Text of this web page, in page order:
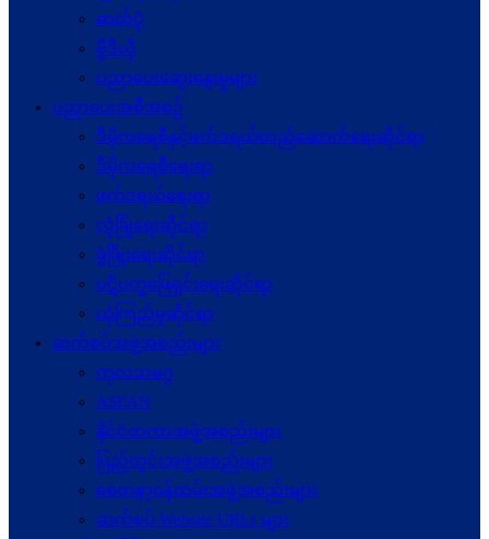
ဓာတ်ပုံ
ဗွီဒီယို
ပညာပေးဆွေးနွေးမှုများ
ပညာပေးအစီအစဉ်
ဒီမိုကရေစီနှင့်ဖက်ဒရယ်တည်ဆောက်ရေးဆိုင်ရာ
ဒီမိုကရေစီရေးရာ
ဖက်ဒရယ်ရေးရာ
လုံခြုံရေးဆိုင်ရာ
ဖွံဖြိုးရေးဆိုင်ရာ
ပဋိပက္ခ‌ဖြေရှင်းရေးဆိုင်ရာ
ယုံကြည်မှုဆိုင်ရာ
ဆက်စပ်အဖွဲ့အစည်းများ
ကုလသမဂ္ဂ
ASEAN
နိုင်ငံတကာအဖွဲ့အစည်းများ
ပြည်တွင်းအဖွဲ့အစည်းများ
စေတနာ့ဝန်ထမ်းအဖွဲ့အစည်းများ
ဆက်စပ် Website URLs များ